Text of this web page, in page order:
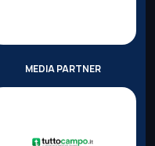
MEDIA PARTNER